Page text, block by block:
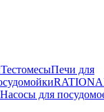
ТестомесыПечи для
Насосы для